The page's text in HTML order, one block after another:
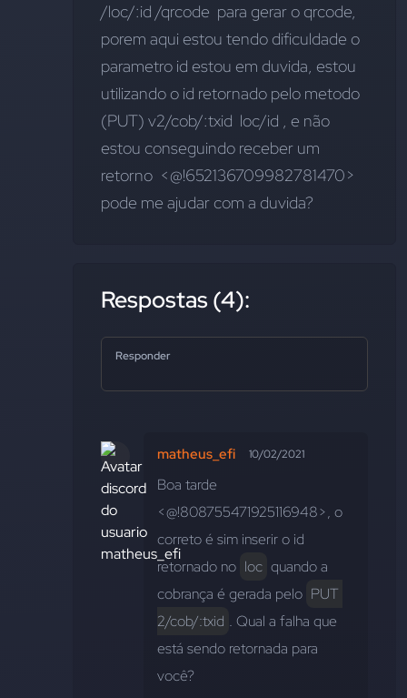
/loc/:id /qrcode  para gerar o qrcode,
porem aqui estou tendo dificuldade o
parametro id estou em duvida, estou
utilizando o id retornado pelo metodo
(PUT) v2/cob/:txid  loc/id , e não
estou conseguindo receber um
retorno  <@!652136709982781470>
pode me ajudar com a duvida?
Respostas (4):
Responder
matheus_efi 10/02/2021
Boa tarde
<@!808755471925116948>, o
correto é sim inserir o id
retornado no loc quando a
cobrança é gerada pelo PUT
2/cob/:txid . Qual a falha que
está sendo retornada para
você?